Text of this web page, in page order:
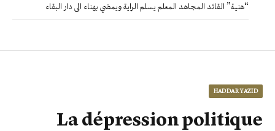
“هنية” القائد المجاهد المعلم يسلم الراية ويمضي بهناء الى دار البقاء
HADDAR YAZID
La dépression politique